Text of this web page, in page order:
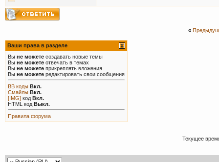
«
Ваши права в разделе
Вы не можете создавать новые темы
Вы не можете отвечать в темах
Вы не можете прикреплять вложения
Вы не можете редактировать свои сообщения
BB коды Вкл.
Смайлы Вкл.
[IMG] код Вкл.
HTML код Выкл.
Правила форума
Текущее